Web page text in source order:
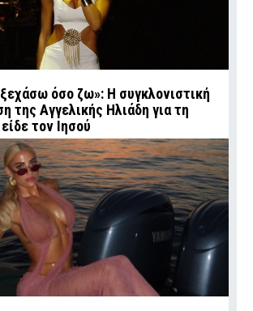
όσο ζω»: Η συγκλονιστική
της Αγγελικής Ηλιάδη για τη
τον Ιησού